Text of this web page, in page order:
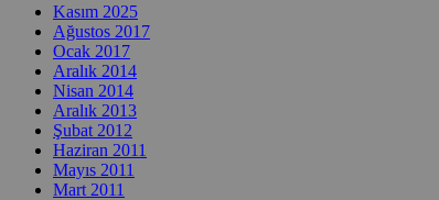
Kasım 2025
Ağustos 2017
Ocak 2017
Aralık 2014
Nisan 2014
Aralık 2013
Şubat 2012
Haziran 2011
Mayıs 2011
Mart 2011